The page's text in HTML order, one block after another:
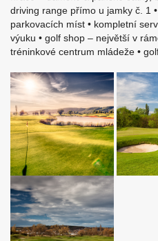
driving range přímo u jamky č. 1
parkovacích míst • kompletní
výuku • golf shop – největší v
tréninkové centrum mládeže •